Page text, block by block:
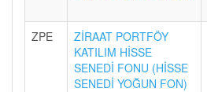
ZPE
ZİRAAT PORTFÖY
KATILIM HİSSE
SENEDİ FONU (HİSSE
SENEDİ YOĞUN FON)